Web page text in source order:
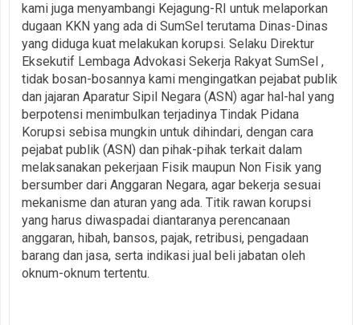
kami juga menyambangi Kejagung-RI untuk melaporkan
dugaan KKN yang ada di SumSel terutama Dinas-Dinas
yang diduga kuat melakukan korupsi. Selaku Direktur
Eksekutif Lembaga Advokasi Sekerja Rakyat SumSel ,
tidak bosan-bosannya kami mengingatkan pejabat publik
dan jajaran Aparatur Sipil Negara (ASN) agar hal-hal yang
berpotensi menimbulkan terjadinya Tindak Pidana
Korupsi sebisa mungkin untuk dihindari, dengan cara
pejabat publik (ASN) dan pihak-pihak terkait dalam
melaksanakan pekerjaan Fisik maupun Non Fisik yang
bersumber dari Anggaran Negara, agar bekerja sesuai
mekanisme dan aturan yang ada. Titik rawan korupsi
yang harus diwaspadai diantaranya perencanaan
anggaran, hibah, bansos, pajak, retribusi, pengadaan
barang dan jasa, serta indikasi jual beli jabatan oleh
oknum-oknum tertentu.